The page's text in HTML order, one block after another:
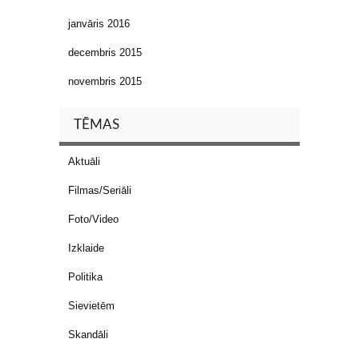
janvāris 2016
decembris 2015
novembris 2015
TĒMAS
Aktuāli
Filmas/Seriāli
Foto/Video
Izklaide
Politika
Sievietēm
Skandāli